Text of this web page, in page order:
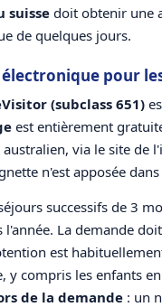
suisse doit obtenir une
de quelques jours.
pour
(subclass 651)
est entièrement
via le site de
n'est apposée
successifs de 3
La demande
est
compris les enfants
de la demande : un